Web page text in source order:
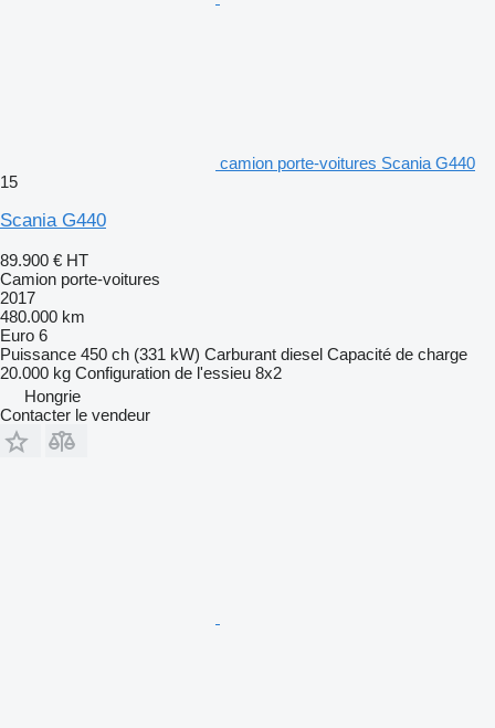
camion porte-voitures Scania G440
15
Scania G440
89.900 € HT
Camion porte-voitures
2017
480.000 km
Euro 6
Puissance 450 ch (331 kW) Carburant diesel Capacité de charge
20.000 kg Configuration de l'essieu 8x2
Hongrie
Contacter le vendeur